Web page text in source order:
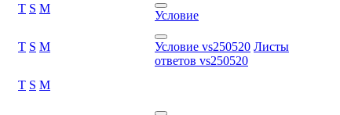
T S M
Условие
T S M Условие vs250520 Листы
ответов vs250520
T S M